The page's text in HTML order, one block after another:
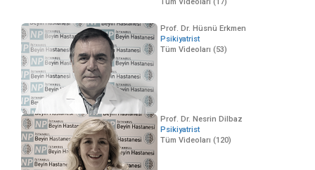
Prof. Dr. Hüsnü Erkmen
Psikiyatrist
Tüm Videoları (53)
Prof. Dr. Nesrin Dilbaz
Psikiyatrist
Tüm Videoları (120)